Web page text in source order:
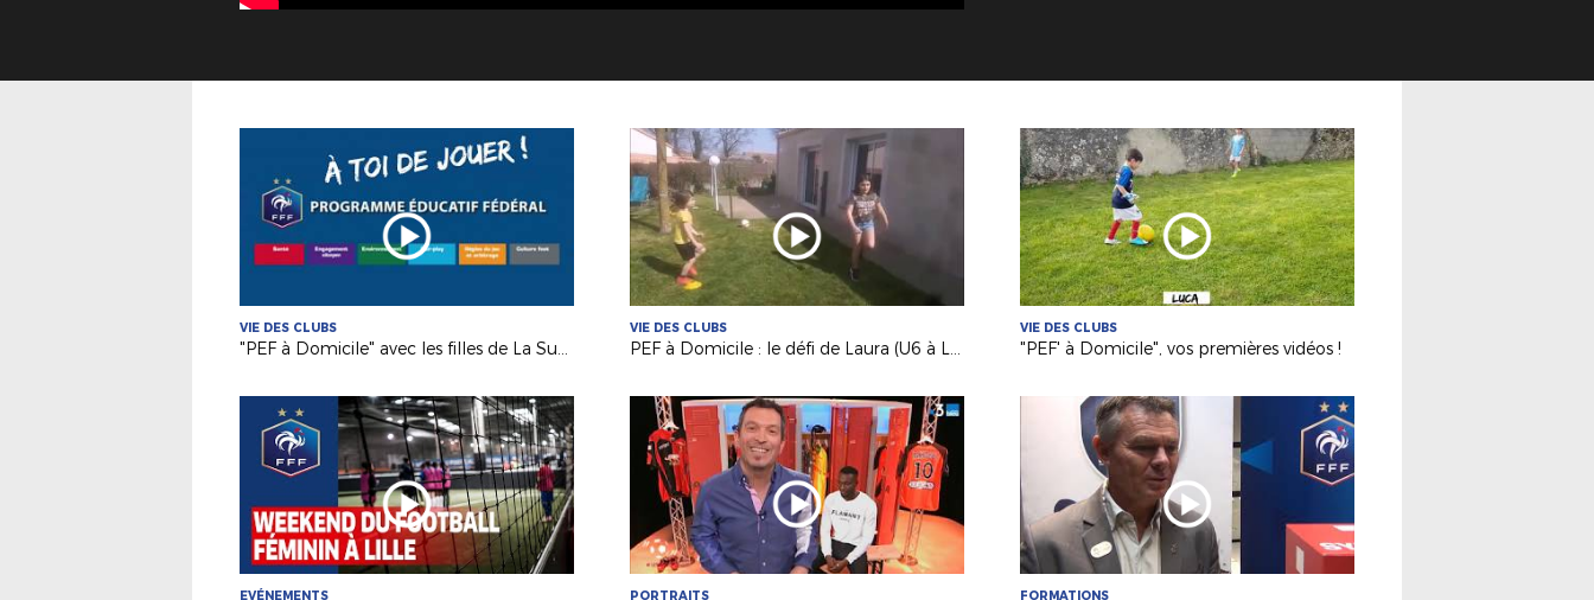
VIE DES CLUBS
"PEF à Domicile" avec les filles de La Suze FC !
VIE DES CLUBS
PEF à Domicile : le défi de Laura (U6 à La Gaubretière) !
VIE DES CLUBS
"PEF' à Domicile", vos premières vidéos !
EVÉNEMENTS PORTRAITS FORMATIONS